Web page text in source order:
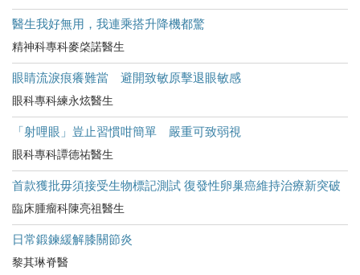
醫生我好無用，我連乘搭升降機都驚
精神科專科麥棨諾醫生
眼睛流淚痕癢難當 避開致敏原擊退眼敏感
眼科專科練永炫醫生
「射哩眼」豈止習慣咁簡單 嚴重可致弱視
眼科專科譚德祐醫生
首款獲批毋須接受生物標記測試 復發性卵巢癌維持治療新突破
臨床腫瘤科陳亮祖醫生
日常鍛鍊緩解膝關節炎
黎其琳脊醫